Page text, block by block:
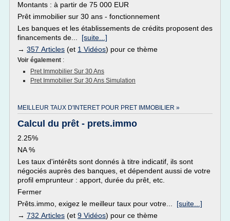
Montants : à partir de 75 000 EUR
Prêt immobilier sur 30 ans - fonctionnement
Les banques et les établissements de crédits proposent des
financements de... [suite...]
→ 357 Articles (et 1 Vidéos) pour ce thème
Voir également :
Pret Immobilier Sur 30 Ans
Pret Immobilier Sur 30 Ans Simulation
MEILLEUR TAUX D'INTERET POUR PRET IMMOBILIER »
Calcul du prêt - prets.immo
2.25%
NA %
Les taux d'intérêts sont donnés à titre indicatif, ils sont
négociés auprès des banques, et dépendent aussi de votre
profil emprunteur : apport, durée du prêt, etc.
Fermer
Prêts.immo, exigez le meilleur taux pour votre... [suite...]
→ 732 Articles (et 9 Vidéos) pour ce thème